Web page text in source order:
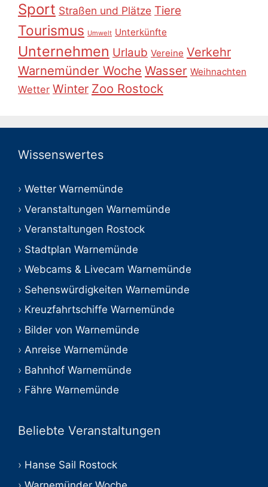
Sport Straßen und Plätze Tiere
Tourismus Umwelt Unterkünfte
Unternehmen Urlaub Vereine Verkehr
Warnemünder Woche Wasser Weihnachten
Wetter Winter Zoo Rostock
Wissenswertes
Wetter Warnemünde
Veranstaltungen Warnemünde
Veranstaltungen Rostock
Stadtplan Warnemünde
Webcams & Livecam Warnemünde
Sehenswürdigkeiten Warnemünde
Kreuzfahrtschiffe Warnemünde
Bilder von Warnemünde
Anreise Warnemünde
Bahnhof Warnemünde
Fähre Warnemünde
Beliebte Veranstaltungen
Hanse Sail Rostock